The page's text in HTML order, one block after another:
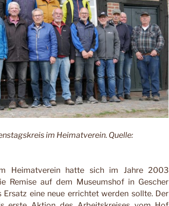
im Heimatverein. Quelle:
Heimatverein hatte sich im Jahre 2003
Remise auf dem Museumshof in Gescher
eine neue errichtet werden sollte. Der